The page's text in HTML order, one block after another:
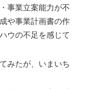
事業立案能力が不
や事業計画書の作
ウの不足を感じて
みたが、いまいち